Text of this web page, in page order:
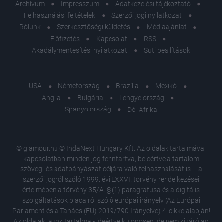
Archívum Impresszum
Adatkezelési tájékoztató
Felhasználási feltételek
Szerzői jogi nyilatkozat
Rólunk
Szerkesztőségi küldetés
Médiaajánlat
Előfizetés
Kapcsolat
RSS
Akadálymentesítési nyilatkozat
Süti beállítások
USA Németország Brazília
Mexikó
Anglia
Bulgária
Lengyelország
Spanyolország
Dél-Afrika
© glamour.hu © IndaNext Hungary Kft. Az oldalak tartalmával
kapcsolatban minden jog fenntartva, beleértve a tartalom
szöveg- és adatbányászat céljára való felhasználását is – a
szerzői jogról szóló 1999. évi LXXVI. törvény rendelkezései
értelmében a törvény 35/A. § (1) paragrafusa és a digitális
szolgáltatások piacairól szóló európai irányelv (Az Európai
Parlament és a Tanács (EU) 2019/790 Irányelve) 4. cikke alapján!